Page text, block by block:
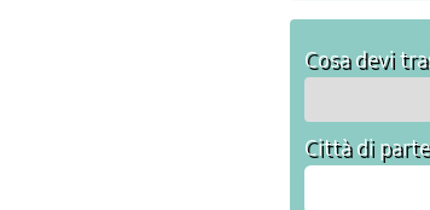
Cosa devi
Città di